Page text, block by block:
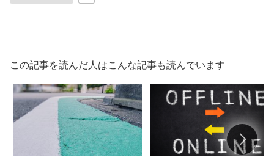
この記事を読んだ人はこんな記事も読んでいます